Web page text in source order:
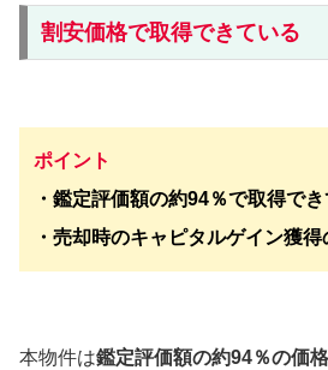
割安価格で取得できている
ポイント
・鑑定評価額の約94％で取得で
・売却時のキャピタルゲイン獲
本物件は鑑定評価額の約94％の価